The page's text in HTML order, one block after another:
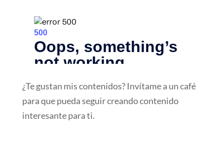
¿Te gustan mis contenidos? Invítame a un café
para que pueda seguir creando contenido
interesante para ti.